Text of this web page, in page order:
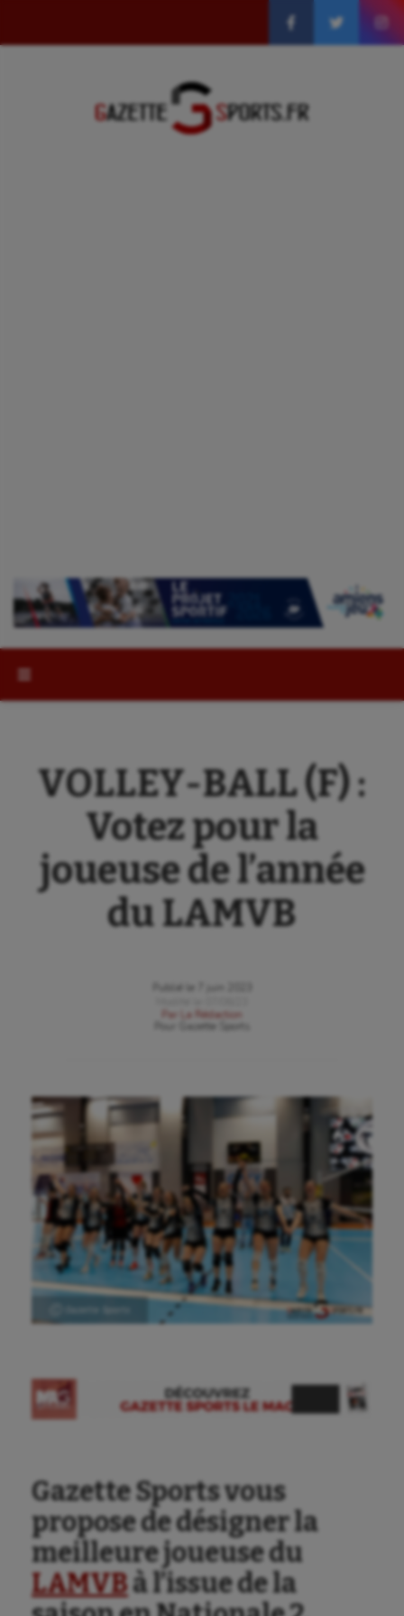
Aéronautique
Auto
Balle à la main
Ballon au poing
Baseball
Billard
VOLLEY-BALL (F) :
Votez pour la
joueuse de l’année
du LAMVB
Publié le
Par
La Rédaction
Gazette Sports
Gazette Sports vous
propose de désigner la
meilleure joueuse du
LAMVBà l’issue de la